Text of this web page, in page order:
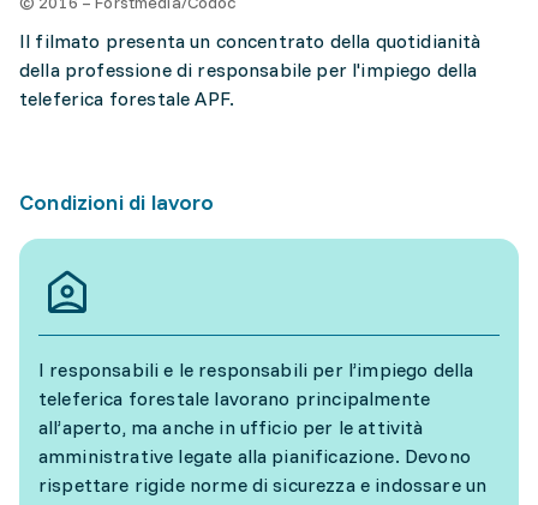
Il filmato presenta un concentrato della quotidianità
della professione di responsabile per l'impiego della
teleferica forestale APF.
Condizioni di lavoro
I responsabili e le responsabili per l’impiego della
teleferica forestale lavorano principalmente
all’aperto, ma anche in ufficio per le attività
amministrative legate alla pianificazione. Devono
rispettare rigide norme di sicurezza e indossare un